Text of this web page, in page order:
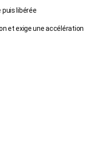
puis libérée
et exige une accélération